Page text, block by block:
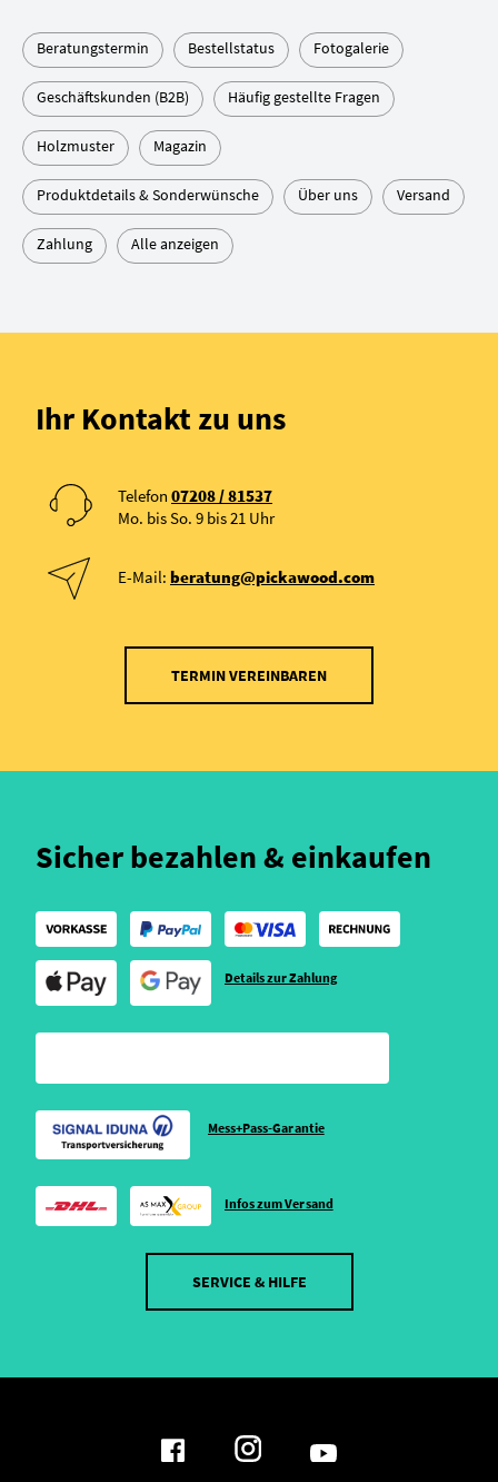
Beratungstermin Bestellstatus Fotogalerie
Geschäftskunden (B2B) Häufig gestellte Fragen
Holzmuster Magazin
Produktdetails & Sonderwünsche Über uns Versand
Zahlung Alle anzeigen
Ihr Kontakt zu uns
Telefon 07208 / 81537
Mo. bis So. 9 bis 21 Uhr
E-Mail: beratung@pickawood.com
TERMIN VEREINBAREN
Sicher bezahlen & einkaufen
Details zur Zahlung
Mess+Pass-Garantie
Infos zum Versand
SERVICE & HILFE